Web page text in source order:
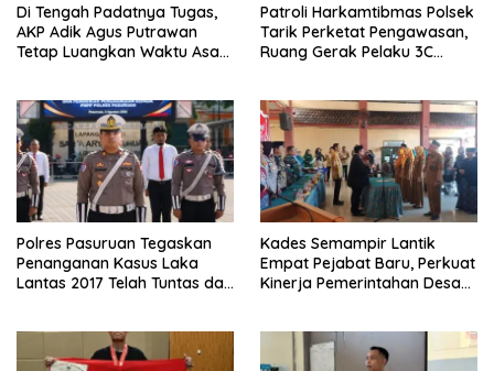
Di Tengah Padatnya Tugas,
AKP Adik Agus Putrawan
Tetap Luangkan Waktu Asah
Patroli Harkamtibmas Polsek
Tarik Perketat Pengawasan,
Ruang Gerak Pelaku 3C
Polres Pasuruan Tegaskan
Penanganan Kasus Laka
Lantas 2017 Telah Tuntas dan
Kades Semampir Lantik
Empat Pejabat Baru, Perkuat
Kinerja Pemerintahan Desa